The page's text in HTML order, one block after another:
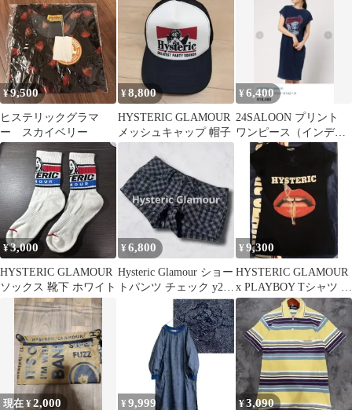
¥9,500
ヒステリックグラマ
ー スカイベリー
¥8,800
HYSTERIC GLAMOUR
メッシュキャップ 帽子
¥6,400
24SALOON プリント
ワンピース（インディ
ゴブルー）
¥3,000
HYSTERIC GLAMOUR
ソックス 靴下 ホワイト
¥6,800
Hysteric Glamour ショー
トパンツ チェック y2k
古着 日本製
¥ 9,300
HYSTERIC GLAMOUR
x PLAYBOY Tシャツ ブ
ラック
現在 ¥2,000 ¥ 9,999 ¥3,090